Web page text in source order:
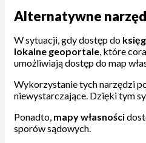
Alternatywne
W sytuacji, gdy dostęp do
lokalne geoportale, które
umożliwiają dostęp do map
Wykorzystanie tych narzędzi
niewystarczające. Dzięki tym
Ponadto, mapy własności
sporów sądowych.